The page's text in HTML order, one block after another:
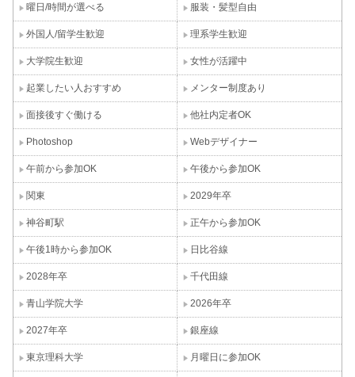
曜日/時間が選べる 服装・髪型自由
外国人/留学生歓迎 理系学生歓迎
大学院生歓迎 女性が活躍中
起業したい人おすすめ メンター制度あり
面接後すぐ働ける 他社内定者OK
Photoshop Webデザイナー
午前から参加OK 午後から参加OK
関東 2029年卒
神谷町駅 正午から参加OK
午後1時から参加OK 日比谷線
2028年卒 千代田線
青山学院大学 2026年卒
2027年卒 銀座線
東京理科大学 月曜日に参加OK